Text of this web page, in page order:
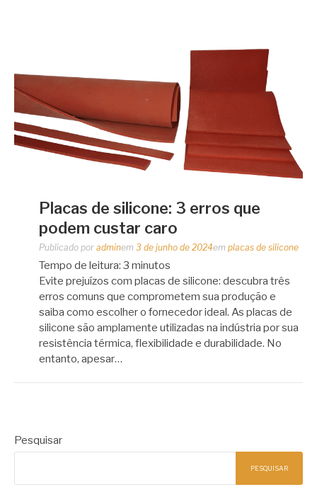
Placas de silicone: 3 erros que
podem custar caro
Publicado por adminem 3 de junho de 2024em placas de silicone
Tempo de leitura: 3 minutos
Evite prejuízos com placas de silicone: descubra três
erros comuns que comprometem sua produção e
saiba como escolher o fornecedor ideal. As placas de
silicone são amplamente utilizadas na indústria por sua
resistência térmica, flexibilidade e durabilidade. No
entanto, apesar…
Pesquisar
PESQUISAR